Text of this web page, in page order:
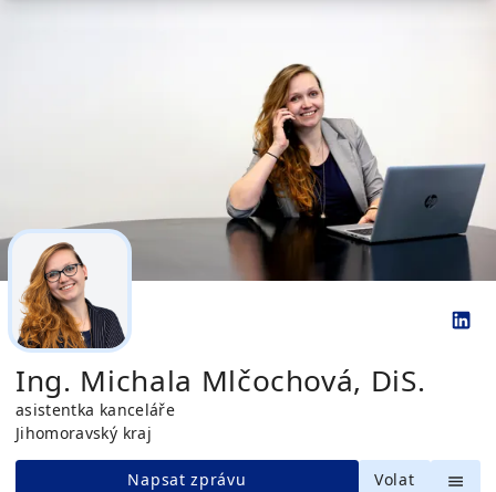
Ing. Michala Mlčochová, DiS.
asistentka kanceláře
Jihomoravský kraj
Napsat zprávu Volat